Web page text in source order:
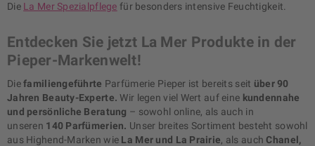
Die La Mer Spezialpflege für besonders intensive Feuchtigkeit.
Entdecken Sie jetzt La Mer Produkte in der
Pieper-Markenwelt!
Diefamiliengeführte Parfümerie Pieper ist bereits seit über 90
Jahren Beauty-Experte.Wir legen viel Wert auf eine kundennahe
und persönliche Beratung – sowohl online, als auch in
unseren 140 Parfümerien. Unser breites Sortiment besteht sowohl
aus Highend-Marken wie La Mer und La Prairie, als auchChanel,